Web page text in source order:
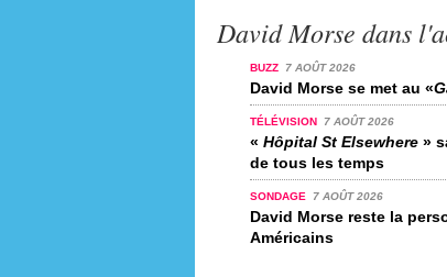
David Morse dans
BUZZ 7 AOÛT 2026
David Morse se met au «
TÉLÉVISION 7 AOÛT 2026
« Hôpital St Elsewhere »
de tous les temps
SONDAGE 7 AOÛT 2026
David Morse reste la
Américains